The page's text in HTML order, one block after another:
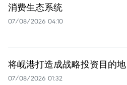
消费生态系统
07/08/2026 04:10
将岘港打造成战略投资目的地
07/08/2026 01:32